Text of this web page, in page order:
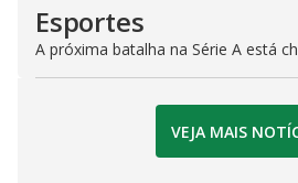
Esportes
A próxima batalha na Série A está
VEJA MAIS